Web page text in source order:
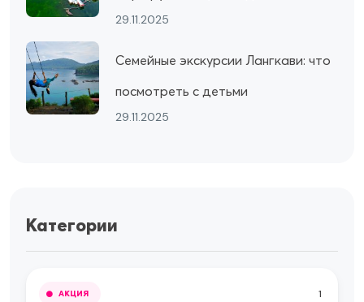
29.11.2025
Семейные экскурсии Лангкави: что
посмотреть с детьми
29.11.2025
Категории
АКЦИЯ 1